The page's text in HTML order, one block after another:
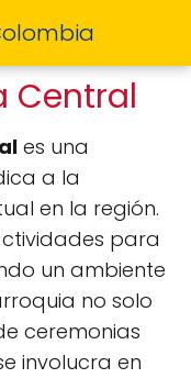
Central
es una
a la
en la región.
para
un ambiente
no solo
ceremonias
involucra en